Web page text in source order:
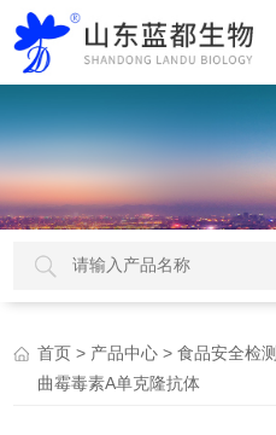
首页 > 产品中心 >食品安全检测
曲霉毒素A单克隆抗体